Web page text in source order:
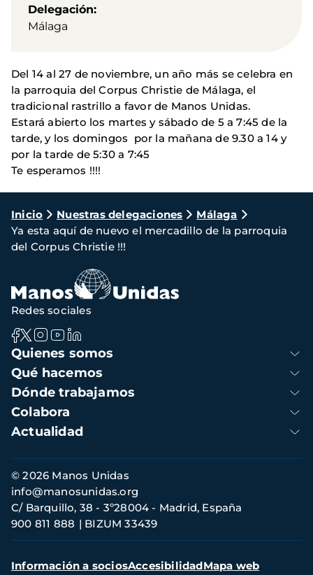
Delegación
Málaga
Del 14 al 27 de noviembre, un año más se celebra en
la parroquia del Corpus Christie de Málaga, el
tradicional rastrillo a favor de Manos Unidas.
Estará abierto los martes y sábado de 5 a 7:45 de la
tarde, y los domingos por la mañana de 9.30 a 14 y
por la tarde de 5:30 a 7:45
Te esperamos !!!!
Ruta
de
navegación
Inicio Nuestras delegaciones
Málaga
Ya esta aquí de nuevo el mercadillo de la parroquia
del Corpus Christie !!!
Navegación
principal
Quienes somos
Qué hacemos
Dónde trabajamos
Colabora
Actualidad
Redes sociales
Información
de
contacto
© 2026 Manos Unidas
C/ Barquillo, 38 - 3º28004 - Madrid, España
900 811 888
BIZUM 33439
info@manosunidas.org
Menú
Información a sociosAccesibilidadMapa web